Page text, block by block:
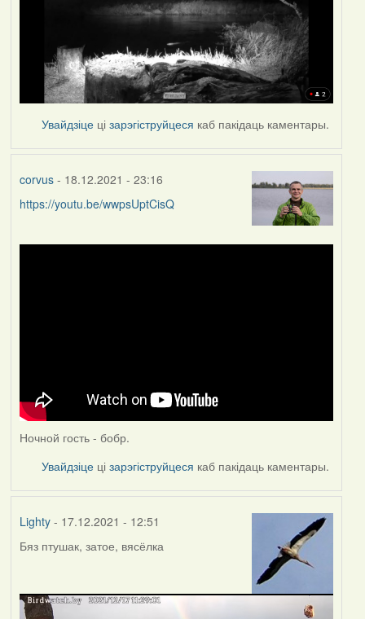
Увайдзіце цізарэгіструйцеся каб пакідаць каментары.
corvus- 18.12.2021 - 23:16
https://youtu.be/wwpsUptCisQ
Ночной гость - бобр.
Увайдзіце цізарэгіструйцеся каб пакідаць каментары.
Lighty- 17.12.2021 - 12:51
Бяз птушак, затое, вясёлка